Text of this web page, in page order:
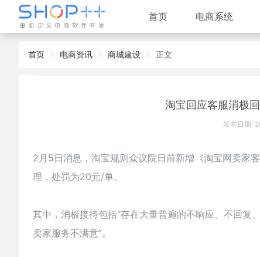
首页 电商系统
首页 电商资讯 商城建设 正文
淘宝回应客服消极
发布日期:
2月5日消息，淘宝规则众议院日前新增《淘宝网卖家
理，处罚为20元/单。
其中，消极接待包括“存在大量普遍的不响应、不回
卖家服务不满意”。